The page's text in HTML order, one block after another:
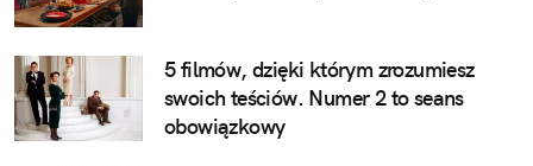
5 filmów, dzięki którym zrozumiesz
swoich teściów. Numer 2 to seans
obowiązkowy